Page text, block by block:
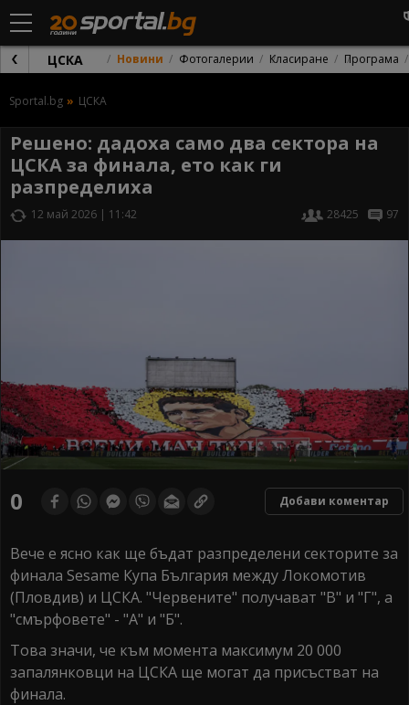
ЦСКА Новини Фотогалерии Класиране Програма
Sportal.bg ЦСКА
Решено: дадоха само два сектора на
ЦСКА за финала, ето как ги
разпределиха
12 май 2026 | 11:42 28425 97
0 Добави коментар
Вече е ясно как ще бъдат разпределени секторите за
финала Sesame Купа България между Локомотив
(Пловдив) и ЦСКА. "Червените" получават "В" и "Г", а
"смърфовете" - "А" и "Б".
Това значи, че към момента максимум 20 000
запалянковци на ЦСКА ще могат да присъстват на
финала.